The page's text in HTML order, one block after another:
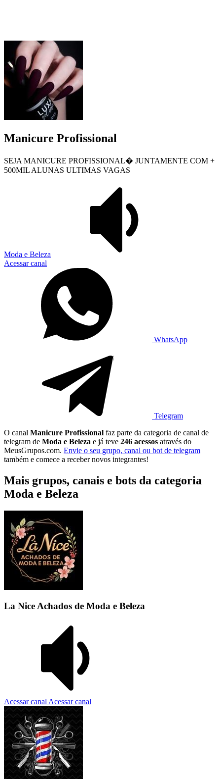
Manicure Profissional
SEJA MANICURE PROFISSIONAL� JUNTAMENTE COM +
500MIL ALUNAS ULTIMAS VAGAS
Moda e Beleza
Acessar canal
WhatsApp
Telegram
O canal Manicure Profissional faz parte da categoria de canal de
telegram de Moda e Beleza e já teve 246 acessos através do
MeusGrupos.com. Envie o seu grupo, canal ou bot de telegram
também e comece a receber novos integrantes!
Mais grupos, canais e bots da categoria
Moda e Beleza
La Nice Achados de Moda e Beleza
Acessar canal Acessar canal